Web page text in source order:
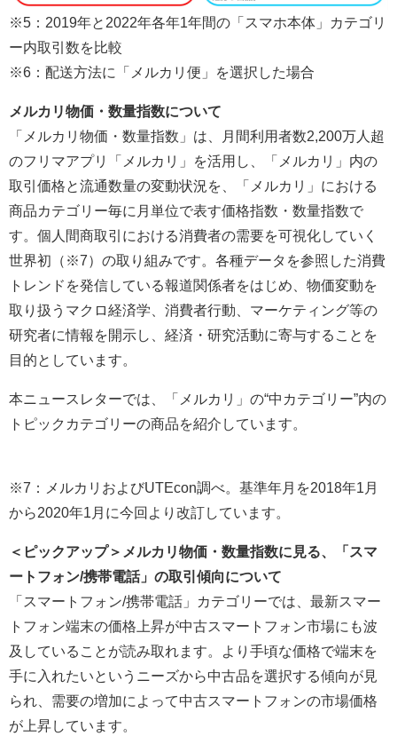
※5：2019年と2022年各年1年間の「スマホ本体」カテゴリ
ー内取引数を比較
※6：配送方法に「メルカリ便」を選択した場合
メルカリ物価・数量指数について
「メルカリ物価・数量指数」は、月間利用者数2,200万人超
のフリマアプリ「メルカリ」を活用し、「メルカリ」内の
取引価格と流通数量の変動状況を、「メルカリ」における
商品カテゴリー毎に月単位で表す価格指数・数量指数で
す。個人間商取引における消費者の需要を可視化していく
世界初（※7）の取り組みです。各種データを参照した消費
トレンドを発信している報道関係者をはじめ、物価変動を
取り扱うマクロ経済学、消費者行動、マーケティング等の
研究者に情報を開示し、経済・研究活動に寄与することを
目的としています。
本ニュースレターでは、「メルカリ」の“中カテゴリー”内の
トピックカテゴリーの商品を紹介しています。
※7：メルカリおよびUTEcon調べ。基準年月を2018年1月
から2020年1月に今回より改訂しています。
＜ピックアップ＞メルカリ物価・数量指数に見る、「スマ
ートフォン/携帯電話」の取引傾向について
「スマートフォン/携帯電話」カテゴリーでは、最新スマー
トフォン端末の価格上昇が中古スマートフォン市場にも波
及していることが読み取れます。より手頃な価格で端末を
手に入れたいというニーズから中古品を選択する傾向が見
られ、需要の増加によって中古スマートフォンの市場価格
が上昇しています。